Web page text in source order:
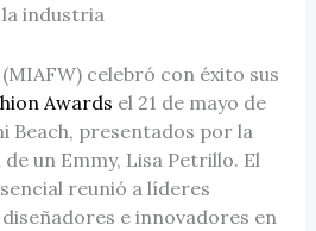
industria
celebró con éxito sus
Awards el 21 de mayo de
Beach, presentados por la
un Emmy, Lisa Petrillo. El
reunió a líderes
e innovadores en